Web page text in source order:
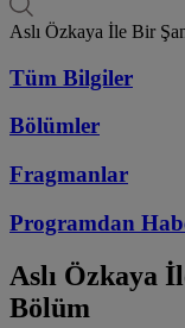
Aslı Özkaya İle Bir
Tüm Bilgiler
Bölümler
Fragmanlar
Programdan
Aslı Özkaya
Bölüm